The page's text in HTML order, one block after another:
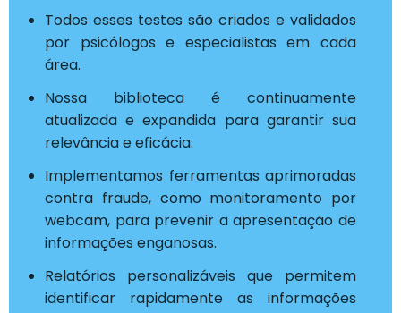
Todos esses testes são criados e validados
por psicólogos e especialistas em cada
área.
Nossa biblioteca é continuamente
atualizada e expandida para garantir sua
relevância e eficácia.
Implementamos ferramentas aprimoradas
contra fraude, como monitoramento por
webcam, para prevenir a apresentação de
informações enganosas.
Relatórios personalizáveis que permitem
identificar rapidamente as informações